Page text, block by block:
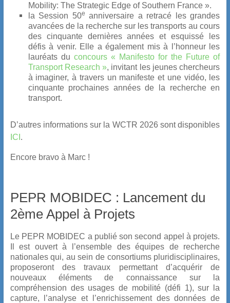
Mobility: The Strategic Edge of Southern France ».
la Session 50e anniversaire a retracé les grandes
avancées de la recherche sur les transports au cours
des cinquante dernières années et esquissé les
défis à venir. Elle a également mis à l’honneur les
lauréats du concours « Manifesto for the Future of
Transport Research », invitant les jeunes chercheurs
à imaginer, à travers un manifeste et une vidéo, les
cinquante prochaines années de la recherche en
transport.
D’autres informations sur la WCTR 2026 sont disponibles
ICI .
Encore bravo à Marc !
PEPR MOBIDEC : Lancement du
2ème Appel à Projets
Le PEPR MOBIDEC a publié son second appel à projets.
Il est ouvert à l’ensemble des équipes de recherche
nationales qui, au sein de consortiums pluridisciplinaires,
proposeront des travaux permettant d’acquérir de
nouveaux éléments de connaissance sur la
compréhension des usages de mobilité (défi 1), sur la
capture, l’analyse et l’enrichissement des données de